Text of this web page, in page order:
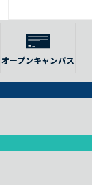
オープンキャンパス